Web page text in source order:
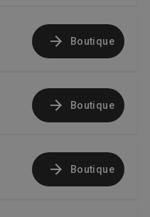
Boutique
Boutique
Boutique